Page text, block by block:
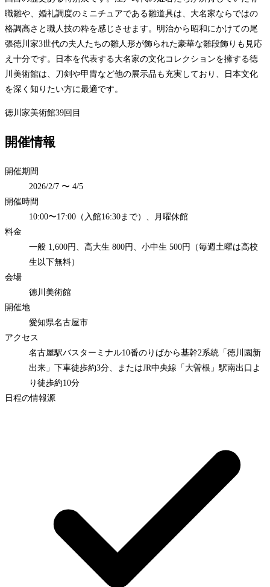
職雛や、婚礼調度のミニチュアである雛道具は、大名家ならではの
格調高さと職人技の粋を感じさせます。明治から昭和にかけての尾
張徳川家3世代の夫人たちの雛人形が飾られた豪華な雛段飾りも見応
え十分です。日本を代表する大名家の文化コレクションを擁する徳
川美術館は、刀剣や甲冑など他の展示品も充実しており、日本文化
を深く知りたい方に最適です。
徳川家美術館39回目
開催情報
開催期間
2026/2/7 〜 4/5
開催時間
10:00〜17:00（入館16:30まで）、月曜休館
料金
一般 1,600円、高大生 800円、小中生 500円（毎週土曜は高校
生以下無料）
会場
徳川美術館
開催地
愛知県名古屋市
アクセス
名古屋駅バスターミナル10番のりばから基幹2系統「徳川園新
出来」下車徒歩約3分、またはJR中央線「大曽根」駅南出口よ
り徒歩約10分
日程の情報源